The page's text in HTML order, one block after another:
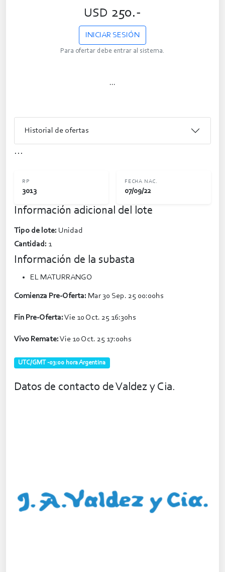
USD 250.-
INICIAR SESIÓN
Para ofertar debe entrar al sistema.
...
Historial de ofertas
...
RP
3013
FECHA NAC.
07/09/22
Información adicional del lote
Tipo de lote: Unidad
Cantidad: 1
Información de la subasta
EL MATURRANGO
Comienza Pre-Oferta: Mar 30 Sep. 25 00:00hs
Fin Pre-Oferta:Vie 10 Oct. 25 16:30hs
Vivo Remate:Vie 10 Oct. 25 17:00hs
UTC/GMT -03:00 hora Argentina
Datos de contacto de Valdez y Cia.